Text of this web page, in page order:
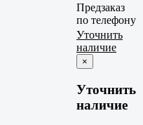
Предзаказ
по телефону
Уточнить
наличие
×
Уточнить
наличие